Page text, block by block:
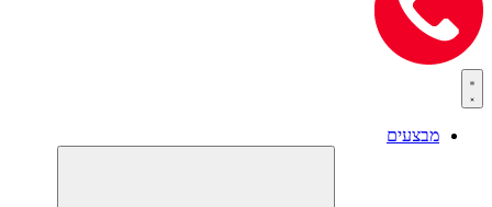
מבצעים